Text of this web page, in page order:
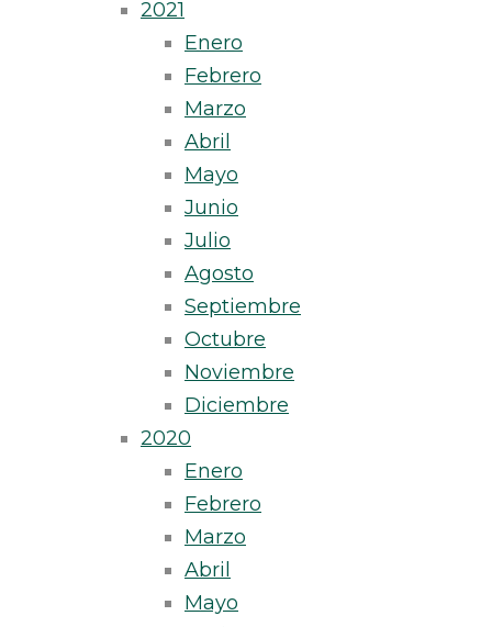
2021
Enero
Febrero
Marzo
Abril
Mayo
Junio
Julio
Agosto
Septiembre
Octubre
Noviembre
Diciembre
2020
Enero
Febrero
Marzo
Abril
Mayo